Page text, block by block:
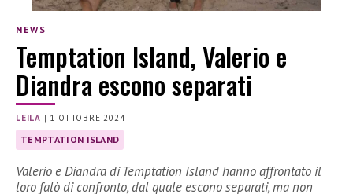
NEWS
Temptation Island, Valerio e
Diandra escono separati
LEILA | 1 OTTOBRE 2024
TEMPTATION ISLAND
Valerio e Diandra di Temptation Island hanno affrontato il
loro falò di confronto, dal quale escono separati, ma non